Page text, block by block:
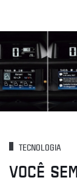
TECNOLOGIA
VOCÊ